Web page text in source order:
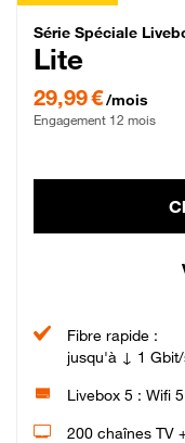
Série
Série Spéciale
Lite
29,99 €/mois
Engagement 12 mois
Fibre rapide :
jusqu'à ↓ 1
Livebox 5 : Wifi 5
200 chaînes TV